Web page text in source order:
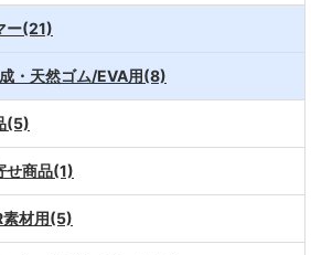
ー(21)
・天然ゴム/EVA用(8)
(5)
せ商品(1)
素材用(5)